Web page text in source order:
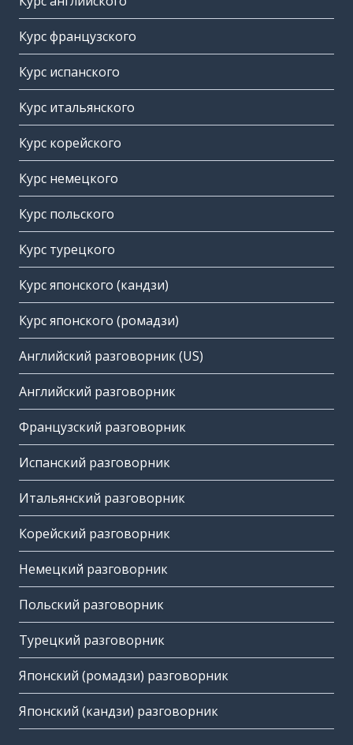
Курс французского
Курс испанского
Курс итальянского
Курс корейского
Курс немецкого
Курс польского
Курс турецкого
Курс японского (кандзи)
Курс японского (ромадзи)
Английский разговорник (US)
Английский разговорник
Французский разговорник
Испанский разговорник
Итальянский разговорник
Корейский разговорник
Немецкий разговорник
Польский разговорник
Турецкий разговорник
Японский (ромадзи) разговорник
Японский (кандзи) разговорник